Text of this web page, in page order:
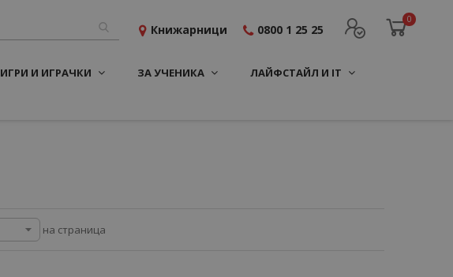
0
Книжарници 0800 1 25 25
ИГРИ И ИГРАЧКИ ЗА УЧЕНИКА ЛАЙФСТАЙЛ И IT
на страница